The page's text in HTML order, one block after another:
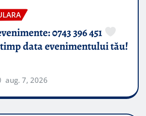
0743 396 451
data evenimentului tău!
aug. 7, 2026